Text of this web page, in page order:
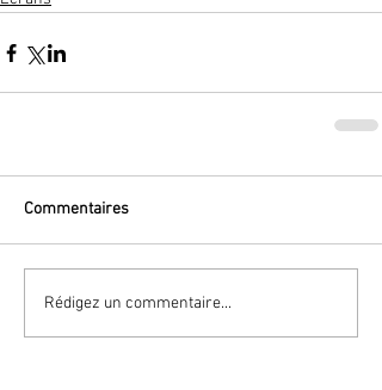
Commentaires
Rédigez un commentaire...